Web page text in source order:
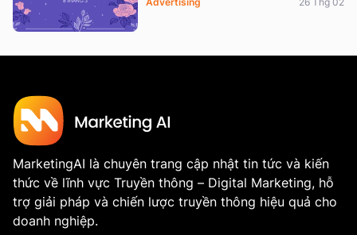
MarketingAI là chuyên trang cập nhật tin tức và kiến
thức về lĩnh vực Truyền thông – Digital Marketing, hỗ
trợ giải pháp và chiến lược truyền thông hiệu quả cho
doanh nghiệp.